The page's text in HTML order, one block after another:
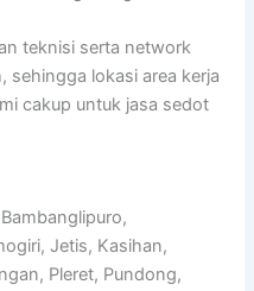
teknisi serta network
sehingga lokasi area kerja
cakup untuk jasa sedot
Jetis, Kasihan,
Pleret, Pundong,